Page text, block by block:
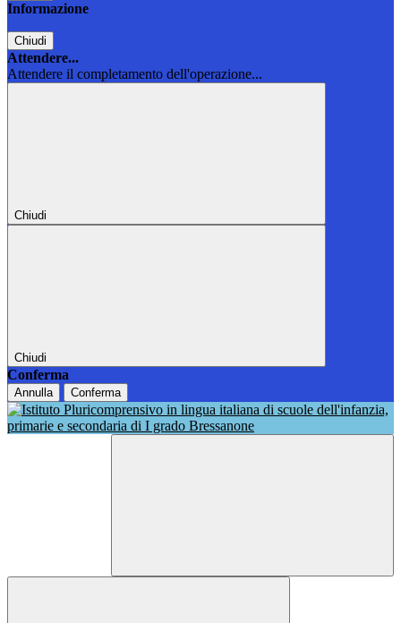
Informazione
Chiudi
Attendere...
Attendere il completamento dell'operazione...
Chiudi
Chiudi
Conferma
Annulla Conferma